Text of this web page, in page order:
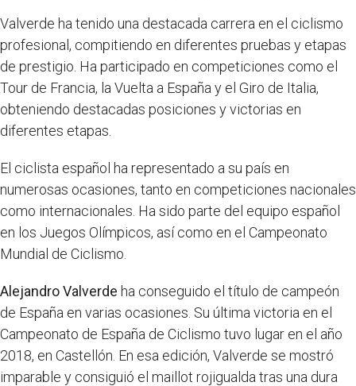
Valverde ha tenido una destacada carrera en el ciclismo
profesional, compitiendo en diferentes pruebas y etapas
de prestigio. Ha participado en competiciones como el
Tour de Francia, la Vuelta a España y el Giro de Italia,
obteniendo destacadas posiciones y victorias en
diferentes etapas.
El ciclista español ha representado a su país en
numerosas ocasiones, tanto en competiciones nacionales
como internacionales. Ha sido parte del equipo español
en los Juegos Olímpicos, así como en el Campeonato
Mundial de Ciclismo.
Alejandro Valverde ha conseguido el título de campeón
de España en varias ocasiones. Su última victoria en el
Campeonato de España de Ciclismo tuvo lugar en el año
2018, en Castellón. En esa edición, Valverde se mostró
imparable y consiguió el maillot rojigualda tras una dura